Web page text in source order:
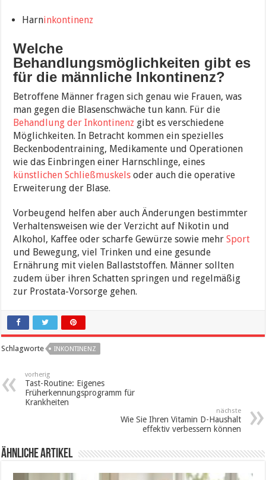
Harninkontinenz
Welche
Behandlungsmöglichkeiten gibt es
für die männliche Inkontinenz?
Betroffene Männer fragen sich genau wie Frauen, was
man gegen die Blasenschwäche tun kann. Für die
Behandlung der Inkontinenz gibt es verschiedene
Möglichkeiten. In Betracht kommen ein spezielles
Beckenbodentraining, Medikamente und Operationen
wie das Einbringen einer Harnschlinge, eines
künstlichen Schließmuskels oder auch die operative
Erweiterung der Blase.
Vorbeugend helfen aber auch Änderungen bestimmter
Verhaltensweisen wie der Verzicht auf Nikotin und
Alkohol, Kaffee oder scharfe Gewürze sowie mehrSport
und Bewegung, viel Trinken und eine gesunde
Ernährung mit vielen Ballaststoffen. Männer sollten
zudem über ihren Schatten springen und regelmäßig
zur Prostata-Vorsorge gehen.
Schlagworte INKONTINENZ
vorherig
Tast-Routine: Eigenes
Früherkennungsprogramm für
Krankheiten
nächste
Wie Sie Ihren Vitamin D-Haushalt
effektiv verbessern können
ähnliche Artikel